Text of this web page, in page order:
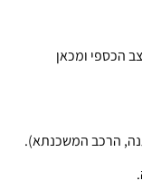
הכספי ומכאן
הרכב המשכנתא).